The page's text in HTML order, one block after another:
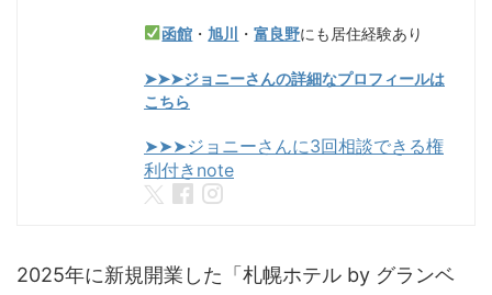
函館 ・旭川 ・富良野にも居住経験あり
➤➤➤ジョニーさんの詳細なプロフィールは
こちら
➤➤➤ジョニーさんに3回相談できる権
利付きnote
2025年に新規開業した「札幌ホテル by グランベ